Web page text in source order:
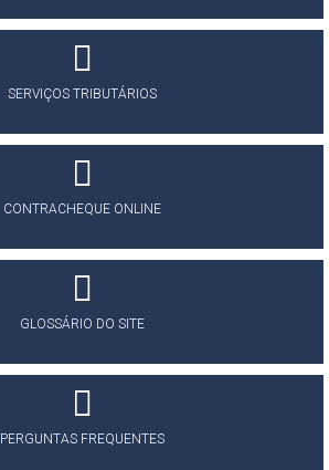
SERVIÇOS TRIBUTÁRIOS
CONTRACHEQUE ONLINE
GLOSSÁRIO DO SITE
PERGUNTAS FREQUENTES